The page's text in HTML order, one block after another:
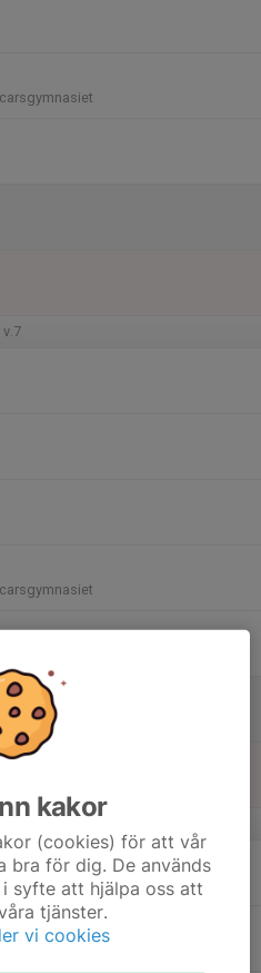
v.7
kakor
(cookies) för att vår
bra för dig. De används
syfte att hjälpa oss att
tjänster.
vi cookies